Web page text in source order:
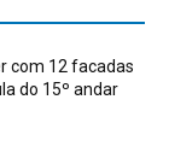
com 12 facadas
do 15º andar